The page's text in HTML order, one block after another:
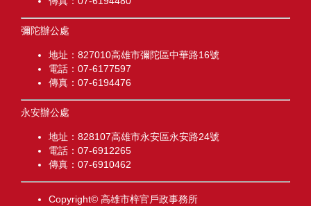
彌陀辦公處
地址：827010高雄市彌陀區中華路16號
電話：07-6177597
傳真：07-6194476
永安辦公處
地址：828107高雄市永安區永安路24號
電話：07-6912265
傳真：07-6910462
Copyright© 高雄市梓官戶政事務所